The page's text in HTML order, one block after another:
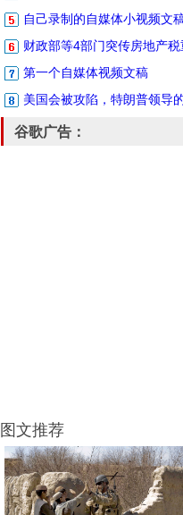
自己录制的自媒体小视频文
财政部等4部门突传房地产
第一个自媒体视频文稿
美国会被攻陷，特朗普领导
谷歌广告：
图文推荐